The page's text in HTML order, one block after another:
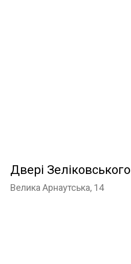
Двері Зеліковського
Велика Арнаутська, 14